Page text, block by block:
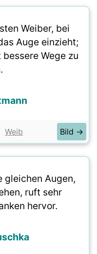
Weiber, bei
Auge einzieht;
Wege zu
Weib Bild →
gleichen Augen,
ruft sehr
hervor.